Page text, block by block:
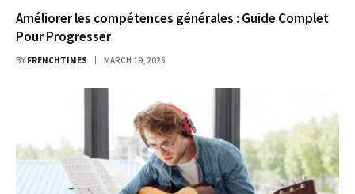
Améliorer les compétences générales : Guide Complet
Pour Progresser
BY FRENCHTIMES MARCH 19, 2025